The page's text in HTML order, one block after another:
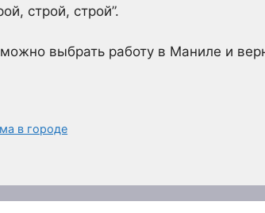
строй, строй”.
выбрать работу в Маниле и
в городе